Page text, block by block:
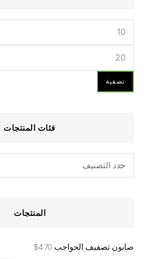
تصفية
فئات المنتجات
المنتجات
صابون تصفيف الحواجب $4.70